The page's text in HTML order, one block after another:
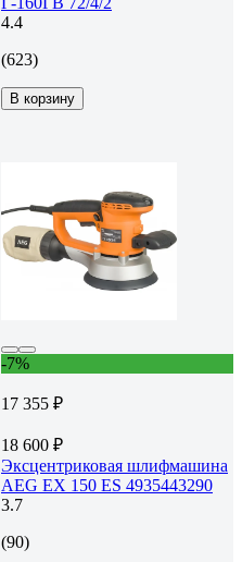
4.4
(623)
В корзину
-7%
17 355 ₽
18 600 ₽
Эксцентриковая шлифмашина
AEG EX 150 ES 4935443290
3.7
(90)